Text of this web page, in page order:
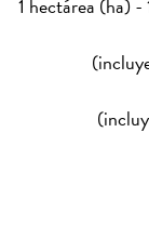
1 hectárea (ha)